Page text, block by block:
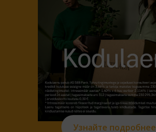
Узнайте подробнее